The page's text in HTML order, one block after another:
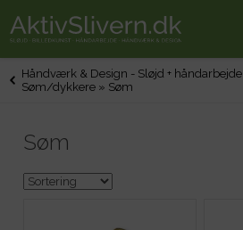
Håndværk & Design - Sløjd + håndarbejde
Søm/dykkere » Søm
Søm